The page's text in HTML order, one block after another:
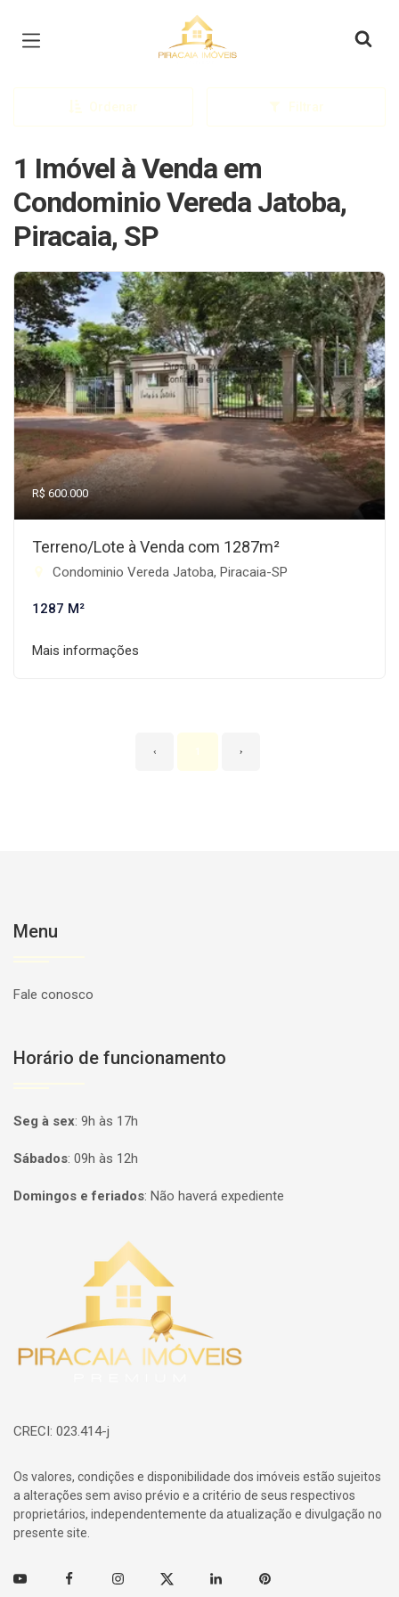
Página inicial
Ordenar Filtrar
1 Imóvel à Venda em
Condominio Vereda Jatoba,
Piracaia, SP
R$ 600.000
Terreno/Lote à Venda com 1287m²
Condominio Vereda Jatoba, Piracaia-SP
1287 M²
Mais informações
‹ 1 ›
Menu
Fale conosco
Horário de funcionamento
Seg à sex: 9h às 17h
Sábados: 09h às 12h
Domingos e feriados: Não haverá expediente
Página inicial
CRECI: 023.414-j
Os valores, condições e disponibilidade dos imóveis estão sujeitos
a alterações sem aviso prévio e a critério de seus respectivos
proprietários, independentemente da atualização e divulgação no
presente site.
Youtube FacebookInstagramTwitter Linkedin Pinterest